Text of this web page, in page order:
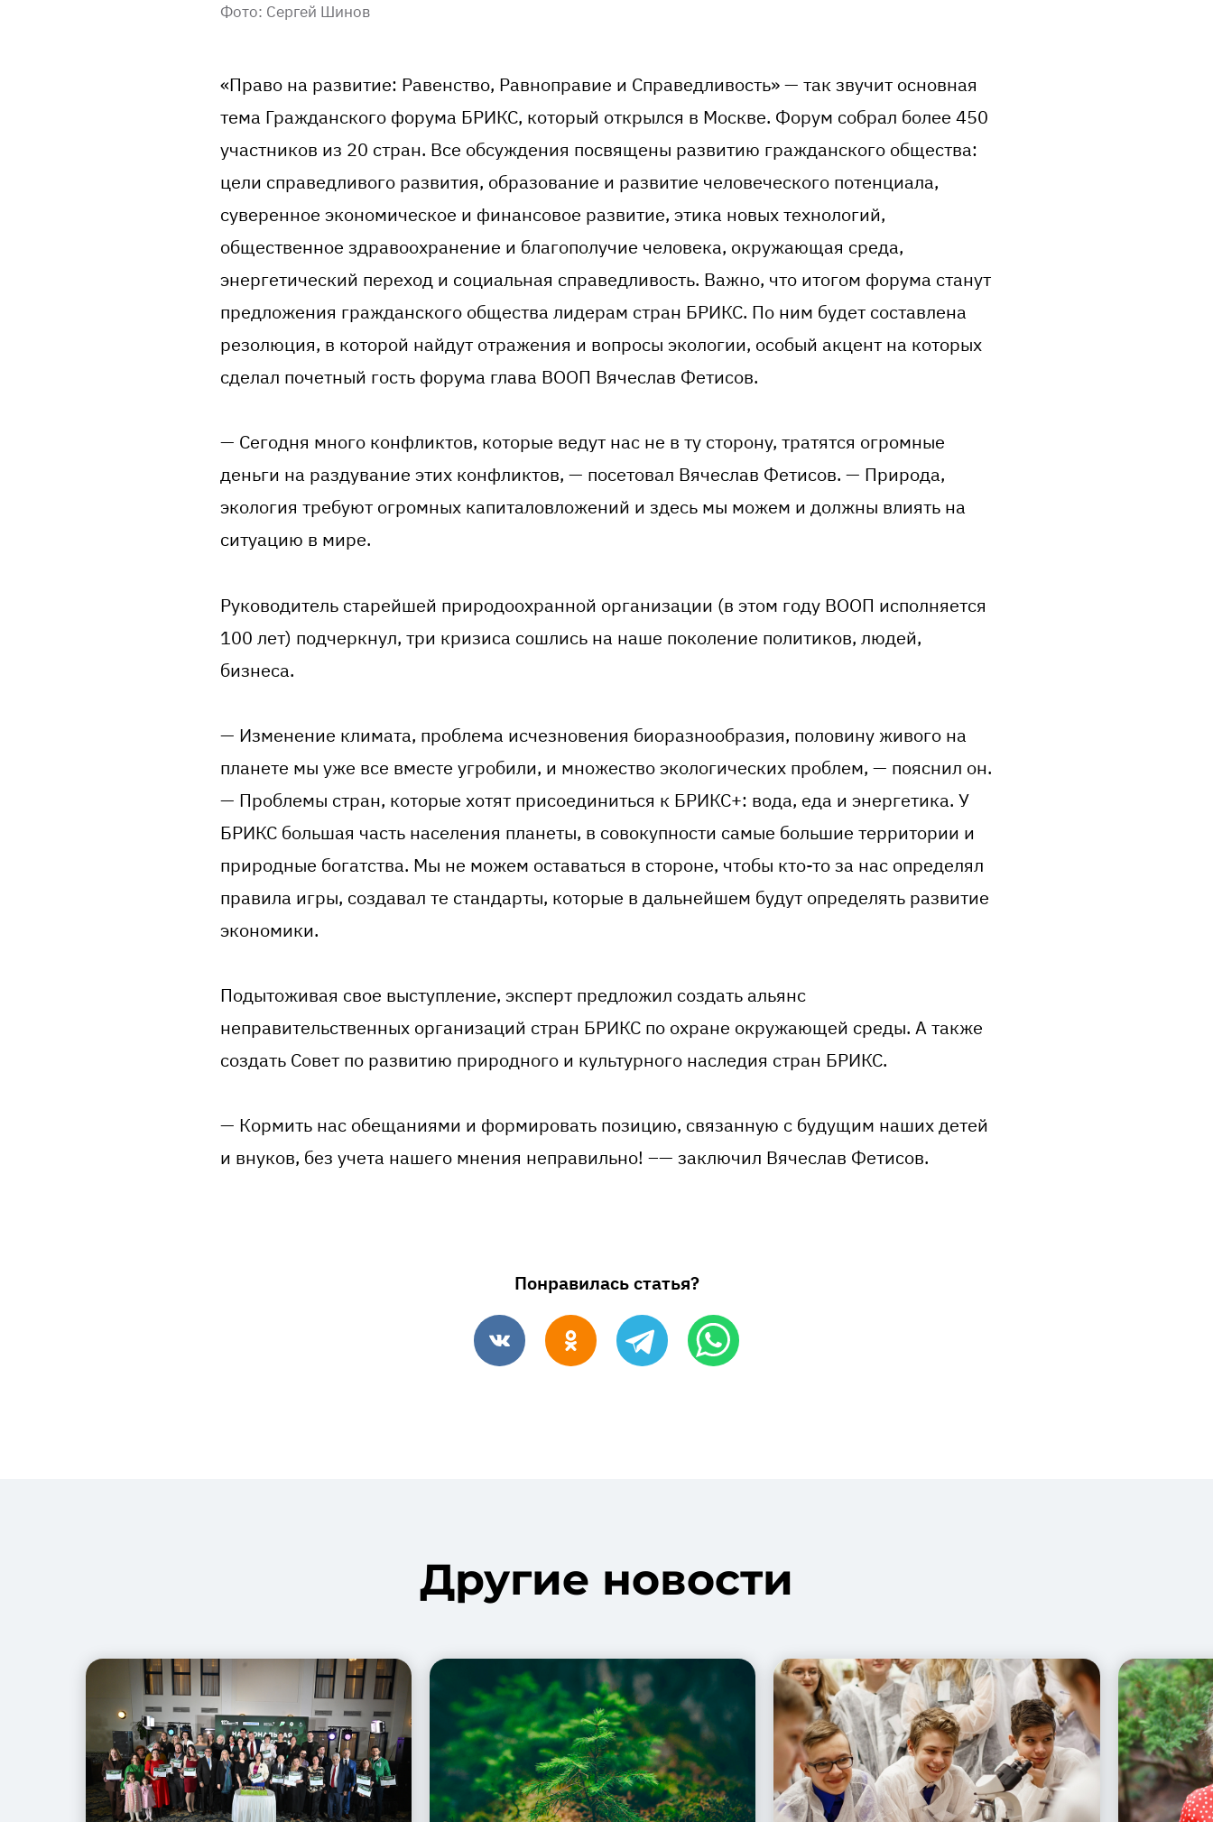
Фото: Сергей Шинов
«Право на развитие: Равенство, Равноправие и Справедливость» — так звучит основная
тема Гражданского форума БРИКС, который открылся в Москве. Форум собрал более 450
участников из 20 стран. Все обсуждения посвящены развитию гражданского общества:
цели справедливого развития, образование и развитие человеческого потенциала,
суверенное экономическое и финансовое развитие, этика новых технологий,
общественное здравоохранение и благополучие человека, окружающая среда,
энергетический переход и социальная справедливость. Важно, что итогом форума станут
предложения гражданского общества лидерам стран БРИКС. По ним будет составлена
резолюция, в которой найдут отражения и вопросы экологии, особый акцент на которых
сделал почетный гость форума глава ВООП Вячеслав Фетисов.
— Сегодня много конфликтов, которые ведут нас не в ту сторону, тратятся огромные
деньги на раздувание этих конфликтов, — посетовал Вячеслав Фетисов. — Природа,
экология требуют огромных капиталовложений и здесь мы можем и должны влиять на
ситуацию в мире.
Руководитель старейшей природоохранной организации (в этом году ВООП исполняется
100 лет) подчеркнул, три кризиса сошлись на наше поколение политиков, людей,
бизнеса.
— Изменение климата, проблема исчезновения биоразнообразия, половину живого на
планете мы уже все вместе угробили, и множество экологических проблем, — пояснил он.
— Проблемы стран, которые хотят присоединиться к БРИКС+: вода, еда и энергетика. У
БРИКС большая часть населения планеты, в совокупности самые большие территории и
природные богатства. Мы не можем оставаться в стороне, чтобы кто-то за нас определял
правила игры, создавал те стандарты, которые в дальнейшем будут определять развитие
экономики.
Подытоживая свое выступление, эксперт предложил создать альянс
неправительственных организаций стран БРИКС по охране окружающей среды. А также
создать Совет по развитию природного и культурного наследия стран БРИКС.
— Кормить нас обещаниями и формировать позицию, связанную с будущим наших детей
и внуков, без учета нашего мнения неправильно! –— заключил Вячеслав Фетисов.
Понравилась статья?
Другие новости